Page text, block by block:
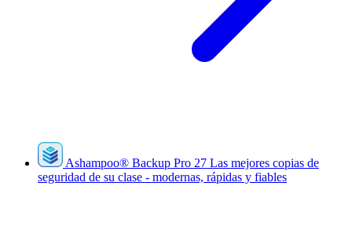
Ashampoo® Backup Pro 27 Las mejores copias de
seguridad de su clase - modernas, rápidas y fiables